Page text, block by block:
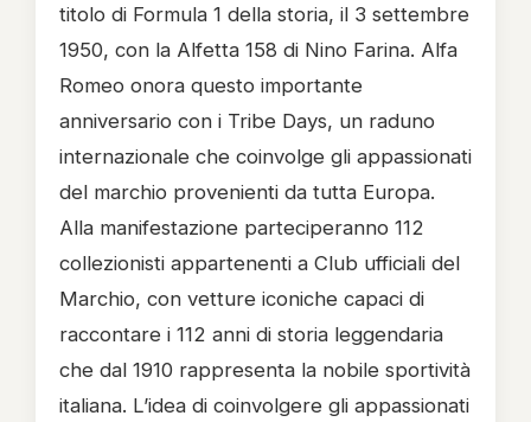
titolo di Formula 1 della storia, il 3 settembre
1950, con la Alfetta 158 di Nino Farina. Alfa
Romeo onora questo importante
anniversario con i Tribe Days, un raduno
internazionale che coinvolge gli appassionati
del marchio provenienti da tutta Europa.
Alla manifestazione parteciperanno 112
collezionisti appartenenti a Club ufficiali del
Marchio, con vetture iconiche capaci di
raccontare i 112 anni di storia leggendaria
che dal 1910 rappresenta la nobile sportività
italiana. L’idea di coinvolgere gli appassionati